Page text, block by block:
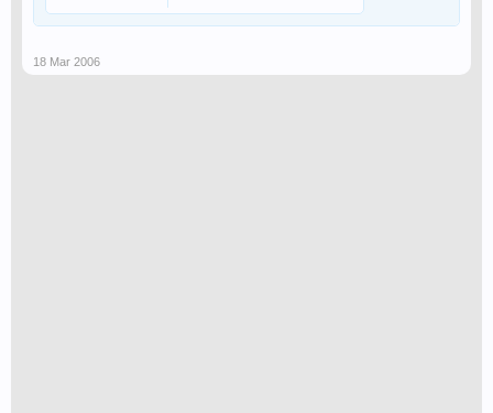
18 Mar 2006